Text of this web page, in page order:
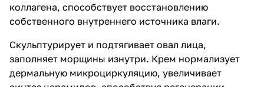
коллагена, способствует восстановлению
собственного внутреннего источника влаги.
Скульптурирует и подтягивает овал лица,
заполняет морщины изнутри. Крем нормализует
дермальную микроциркуляцию, увеличивает